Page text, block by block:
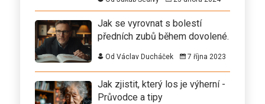
Jak se vyrovnat s bolestí
předních zubů během dovolené.
Od Václav Ducháček 7 října 2023
Jak zjistit, který los je výherní -
Průvodce a tipy